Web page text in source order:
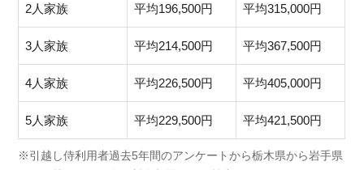
2人家族 平均196,500円 平均315,000円
3人家族 平均214,500円 平均367,500円
4人家族 平均226,500円 平均405,000円
5人家族 平均229,500円 平均421,500円
※引越し侍利用者過去5年間のアンケートから栃木県から岩手県